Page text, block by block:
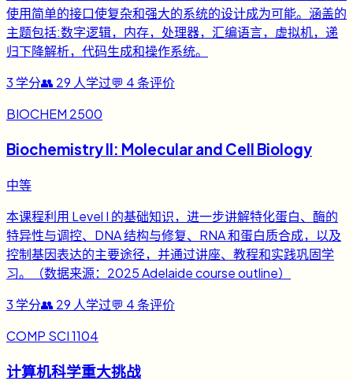
使用简单的接口使复杂和强大的系统的设计成为可能。涵盖的
主题包括:数字逻辑，内存，处理器，汇编语言，虚拟机，递
归下降解析，代码生成和操作系统。
3 学分👥 29 人学过💬 4条评价
BIOCHEM 2500
Biochemistry II: Molecular and Cell Biology
中等
本课程利用 Level I 的基础知识，进一步讲解特化蛋白、酶的
特异性与调控、DNA 结构与修复、RNA 和蛋白质合成，以及
控制基因表达的主要途径，并通过讲座、教程和实践巩固学
习。（数据来源：2025 Adelaide course outline）
3 学分👥 29 人学过💬 4条评价
COMP SCI 1104
计算机科学重大挑战